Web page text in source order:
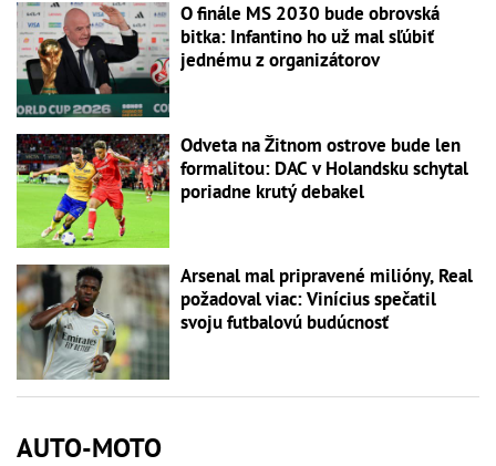
O finále MS 2030 bude obrovská
bitka: Infantino ho už mal sľúbiť
jednému z organizátorov
Odveta na Žitnom ostrove bude len
formalitou: DAC v Holandsku schytal
poriadne krutý debakel
Arsenal mal pripravené milióny, Real
požadoval viac: Vinícius spečatil
svoju futbalovú budúcnosť
AUTO-MOTO